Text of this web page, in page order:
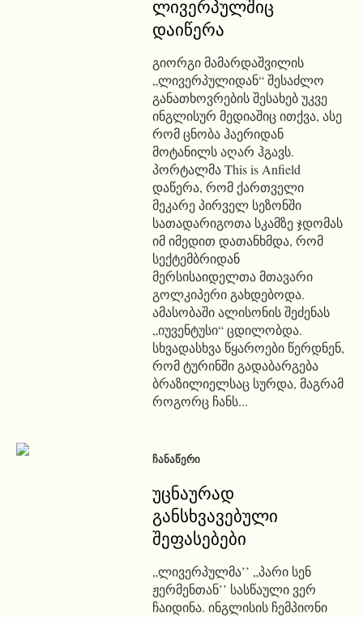
ლივერპულშიც
დაიწერა
გიორგი მამარდაშვილის
„ლივერპულიდან“ შესაძლო
განათხოვრების შესახებ უკვე
ინგლისურ მედიაშიც ითქვა, ასე
რომ ცნობა ჰაერიდან
მოტანილს აღარ ჰგავს.
პორტალმა This is Anfield
დაწერა, რომ ქართველი
მეკარე პირველ სეზონში
სათადარიგოთა სკამზე ჯდომას
იმ იმედით დათანხმდა, რომ
სექტემბრიდან
მერსისაიდელთა მთავარი
გოლკიპერი გახდებოდა.
ამასობაში ალისონის შეძენას
„იუვენტუსი“ ცდილობდა.
სხვადასხვა წყაროები წერდნენ,
რომ ტურინში გადაბარგება
ბრაზილიელსაც სურდა, მაგრამ
როგორც ჩანს...
ᲩᲐᲜᲐᲬᲔᲠᲘ
უცნაურად
განსხვავებული
შეფასებები
„ლივერპულმა’’ „პარი სენ
ჟერმენთან’’ სასწაული ვერ
ჩაიდინა. ინგლისის ჩემპიონი